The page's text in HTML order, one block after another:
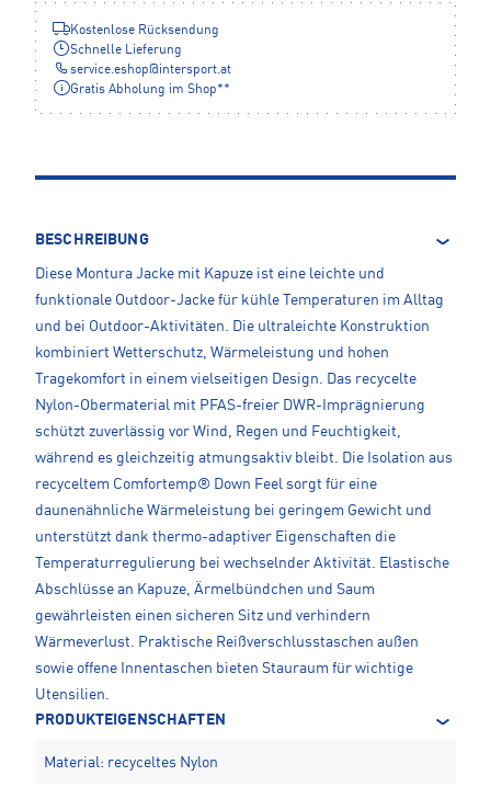
Kostenlose Rücksendung
Schnelle Lieferung
service.eshop@ intersport.at
Gratis Abholung im Shop**
BESCHREIBUNG
Diese Montura Jacke mit Kapuze ist eine leichte und
funktionale Outdoor-Jacke für kühle Temperaturen im Alltag
und bei Outdoor-Aktivitäten. Die ultraleichte Konstruktion
kombiniert Wetterschutz, Wärmeleistung und hohen
Tragekomfort in einem vielseitigen Design. Das recycelte
Nylon-Obermaterial mit PFAS-freier DWR-Imprägnierung
schützt zuverlässig vor Wind, Regen und Feuchtigkeit,
während es gleichzeitig atmungsaktiv bleibt. Die Isolation aus
recyceltem Comfortemp® Down Feel sorgt für eine
daunenähnliche Wärmeleistung bei geringem Gewicht und
unterstützt dank thermo-adaptiver Eigenschaften die
Temperaturregulierung bei wechselnder Aktivität. Elastische
Abschlüsse an Kapuze, Ärmelbündchen und Saum
gewährleisten einen sicheren Sitz und verhindern
Wärmeverlust. Praktische Reißverschlusstaschen außen
sowie offene Innentaschen bieten Stauraum für wichtige
Utensilien.
PRODUKTEIGENSCHAFTEN
Material: recyceltes Nylon